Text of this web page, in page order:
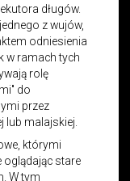
długów.
z wujów,
odniesienia
w ramach tych
rolę
do
przez
lub malajskiej.
którymi
oglądając stare
W tym